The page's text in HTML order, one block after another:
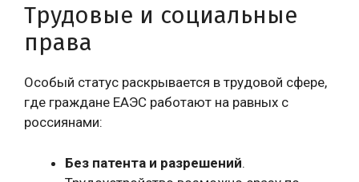
Трудовые и социальные
права
Особый статус раскрывается в трудовой сфере,
где граждане ЕАЭС работают на равных с
россиянами:
Без патента и разрешений.